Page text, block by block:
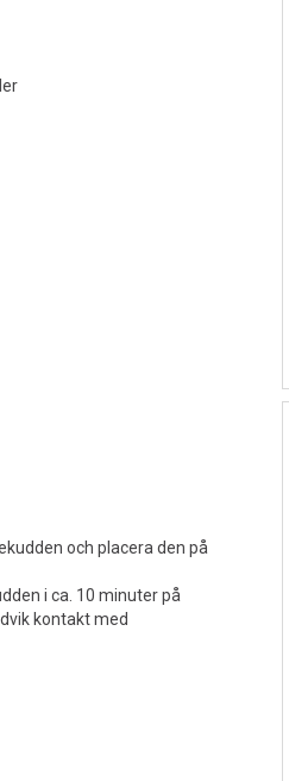
och placera den på
i ca. 10 minuter på
kontakt med